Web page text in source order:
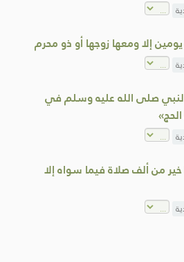
إلا ومعها زوجها أو ذو محرم
صلى الله عليه وسلم في
من ألف صلاة فيما سواه إلا